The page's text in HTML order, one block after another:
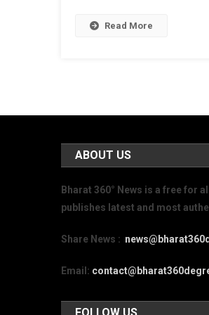
Read More
ABOUT US
Bharat 360° News is a free for
publishes latest and most
Share News :
Email: